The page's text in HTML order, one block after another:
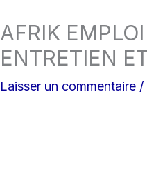
AFRIK
ENTRETIEN
Laisser un commentaire /